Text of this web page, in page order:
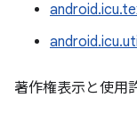
著作権表示と使用